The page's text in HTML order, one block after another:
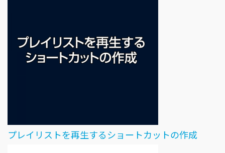
プレイリストを再生するショートカットの作成